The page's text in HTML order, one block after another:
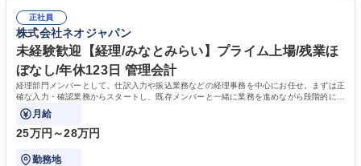
正社員
株式会社ネオジャパン
未経験歓迎【経理/みなとみらい】プライム上場/残業ほ
ぼなし/年休123日 管理会計
経理部門メンバーとして、仕訳入力や振込業務などの経理事務を中心にお任せ。まずは正
確な入力・確認業務からスタートし、既存メンバーと一緒に業務を進めながら段階的に経
理知識を身につけていただきます。
月給
25万円～28万円
勤務地